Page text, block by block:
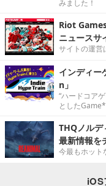
みました！
Riot
ニュースサ
サイトの運営
インディ
n」
“ハードコア
とした
THQノルデ
最新情報を
今最もホット
iOS